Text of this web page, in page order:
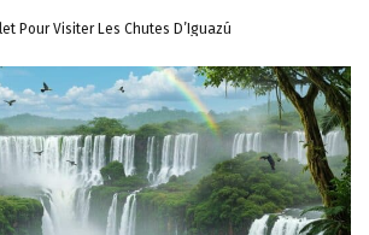
Pour Visiter Les Chutes D’Iguazú